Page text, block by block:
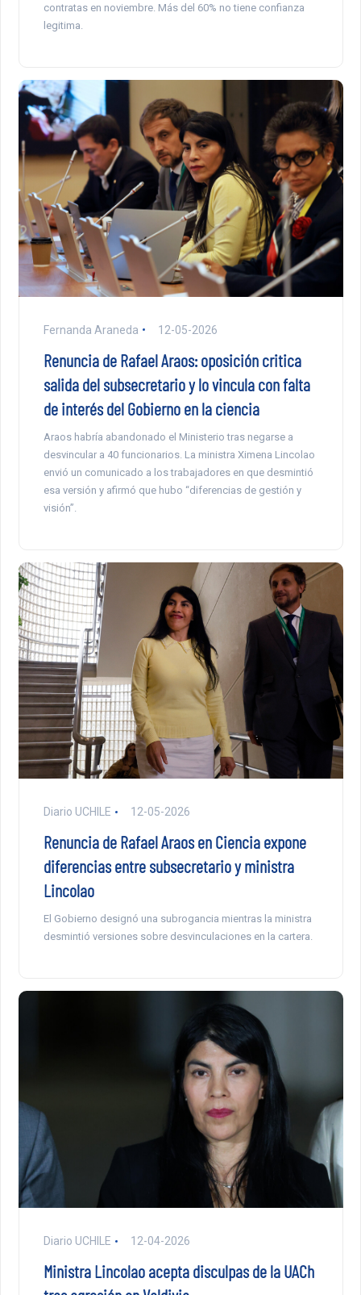
contratas en noviembre. Más del 60% no tiene confianza
legitima.
Fernanda Araneda 12-05-2026
Renuncia de Rafael Araos: oposición critica
salida del subsecretario y lo vincula con falta
de interés del Gobierno en la ciencia
Araos habría abandonado el Ministerio tras negarse a
desvincular a 40 funcionarios. La ministra Ximena Lincolao
envió un comunicado a los trabajadores en que desmintió
esa versión y afirmó que hubo “diferencias de gestión y
visión”.
Diario UCHILE 12-05-2026
Renuncia de Rafael Araos en Ciencia expone
diferencias entre subsecretario y ministra
Lincolao
El Gobierno designó una subrogancia mientras la ministra
desmintió versiones sobre desvinculaciones en la cartera.
Diario UCHILE 12-04-2026
Ministra Lincolao acepta disculpas de la UACh